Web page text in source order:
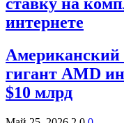
ставку на
интернете
Американский
гигант AMD
$10 млрд